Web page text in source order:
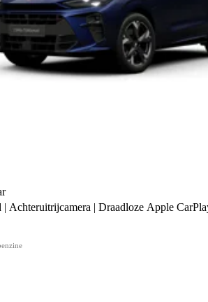
| Achteruitrijcamera | Draadloze Apple